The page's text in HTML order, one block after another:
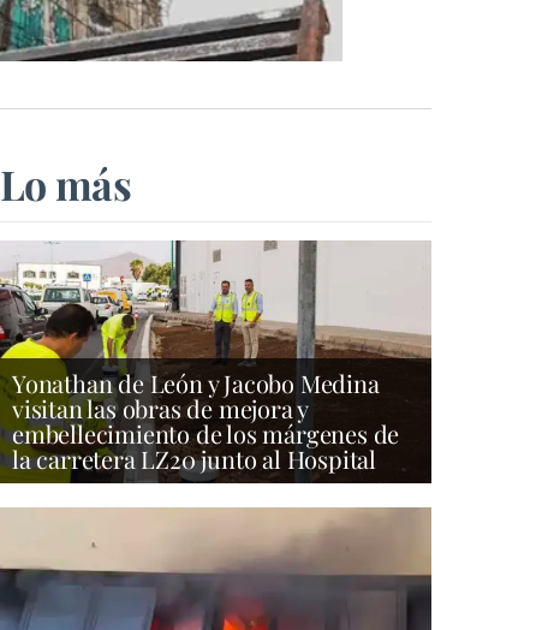
Lo más
Yonathan de León y Jacobo Medina
visitan las obras de mejora y
embellecimiento de los márgenes de
la carretera LZ20 junto al Hospital